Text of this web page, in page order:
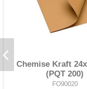
Chemise Kraft
(PQT 200)
FO90020